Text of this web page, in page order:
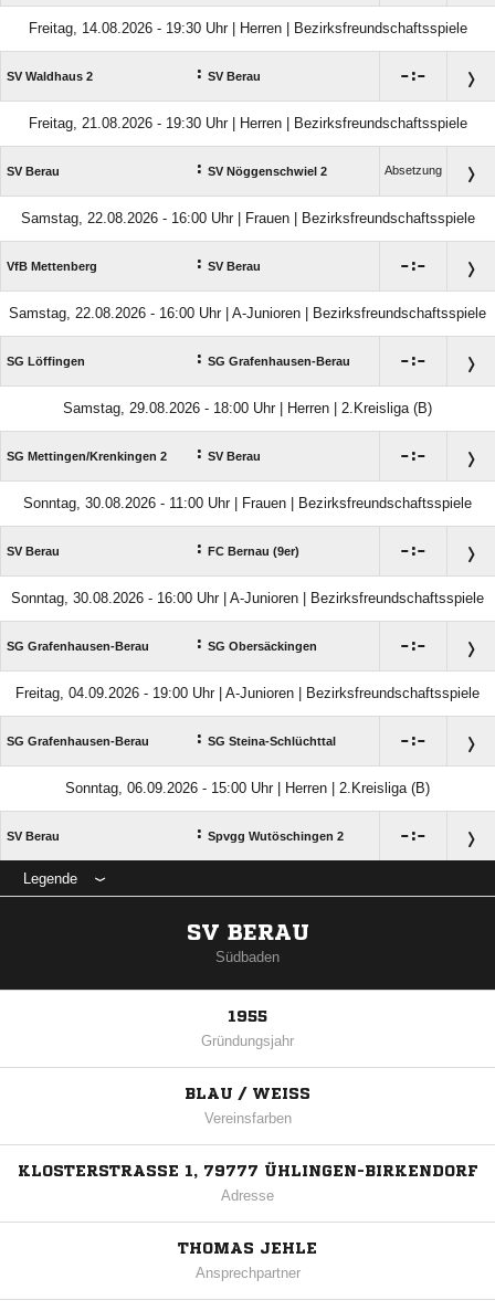
Freitag, 14.08.2026 - 19:30 Uhr | Herren | Bezirksfreundschaftsspiele
SV Waldhaus 2 : SV Berau :
Freitag, 21.08.2026 - 19:30 Uhr | Herren | Bezirksfreundschaftsspiele
SV Berau : SV Nöggenschwiel 2 Absetzung
Samstag, 22.08.2026 - 16:00 Uhr | Frauen | Bezirksfreundschaftsspiele
VfB Mettenberg : SV Berau :
Samstag, 22.08.2026 - 16:00 Uhr | A-Junioren | Bezirksfreundschaftsspiele
SG Löffingen : SG Grafenhausen-Berau :
Samstag, 29.08.2026 - 18:00 Uhr | Herren | 2.Kreisliga (B)
SG Mettingen/​Krenkingen 2 : SV Berau :
Sonntag, 30.08.2026 - 11:00 Uhr | Frauen | Bezirksfreundschaftsspiele
SV Berau : FC Bernau (9er) :
Sonntag, 30.08.2026 - 16:00 Uhr | A-Junioren | Bezirksfreundschaftsspiele
SG Grafenhausen-Berau : SG Obersäckingen :
Freitag, 04.09.2026 - 19:00 Uhr | A-Junioren | Bezirksfreundschaftsspiele
SG Grafenhausen-Berau : SG Steina-Schlüchttal :
Sonntag, 06.09.2026 - 15:00 Uhr | Herren | 2.Kreisliga (B)
SV Berau : Spvgg Wutöschingen 2 :
Legende
SV BERAU
Südbaden
1955
Gründungsjahr
BLAU / WEISS
Vereinsfarben
KLOSTERSTRASSE 1, 79777 ÜHLINGEN-BIRKENDORF
Adresse
THOMAS JEHLE
Ansprechpartner